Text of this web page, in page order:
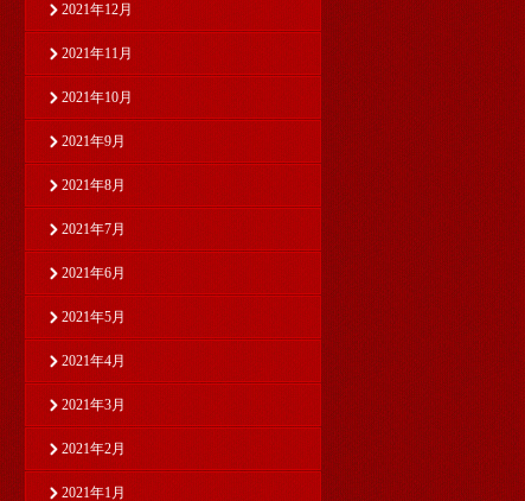
2021年12月
2021年11月
2021年10月
2021年9月
2021年8月
2021年7月
2021年6月
2021年5月
2021年4月
2021年3月
2021年2月
2021年1月